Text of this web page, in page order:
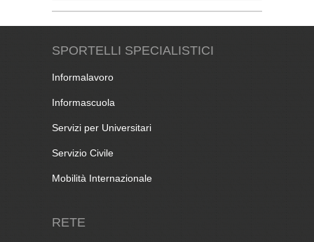
SPORTELLI SPECIALISTICI
Informalavoro
Informascuola
Servizi per Universitari
Servizio Civile
Mobilità Internazionale
RETE